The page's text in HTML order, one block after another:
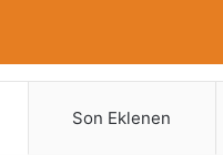
Son Eklenen